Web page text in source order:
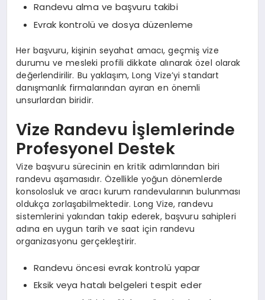
Randevu alma ve başvuru takibi
Evrak kontrolü ve dosya düzenleme
Her başvuru, kişinin seyahat amacı, geçmiş vize
durumu ve mesleki profili dikkate alınarak özel olarak
değerlendirilir. Bu yaklaşım, Long Vize’yi standart
danışmanlık firmalarından ayıran en önemli
unsurlardan biridir.
Vize Randevu İşlemlerinde
Profesyonel Destek
Vize başvuru sürecinin en kritik adımlarından biri
randevu aşamasıdır. Özellikle yoğun dönemlerde
konsolosluk ve aracı kurum randevularının bulunması
oldukça zorlaşabilmektedir. Long Vize, randevu
sistemlerini yakından takip ederek, başvuru sahipleri
adına en uygun tarih ve saat için randevu
organizasyonu gerçekleştirir.
Randevu öncesi evrak kontrolü yapar
Eksik veya hatalı belgeleri tespit eder